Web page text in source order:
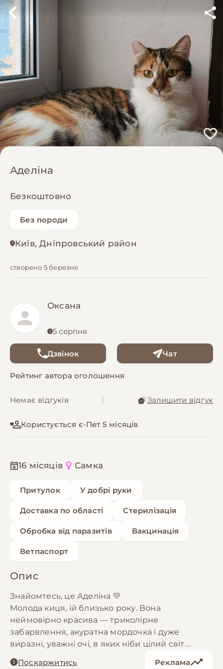
Аделіна
Безкоштовно
Без породи
Київ, Дніпровський район
створено 5 березня
Оксана
5 серпня
Дзвінок Чат
Рейтинг автора оголошення
Немає відгуків Залишити відгук
Користується є-Пет 5 місяців
16 місяців Самка
Притулок У добрі руки
Доставка по області Стерилізація
Обробка від паразитів Вакцинація
Ветпаспорт
Опис
Знайомтесь, це Аделіна 💛
Молода киця, їй близько року. Вона
неймовірно красива — триколірне
забарвлення, акуратна мордочка і дуже
виразні, уважні очі, в яких ніби цілий світ.
Поскаржитись Реклама